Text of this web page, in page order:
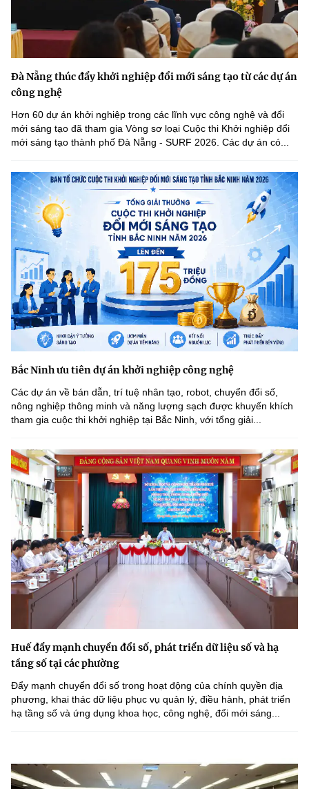
Đà Nẵng thúc đẩy khởi nghiệp đổi mới sáng tạo từ các dự án
công nghệ
Hơn 60 dự án khởi nghiệp trong các lĩnh vực công nghệ và đổi
mới sáng tạo đã tham gia Vòng sơ loại Cuộc thi Khởi nghiệp đổi
mới sáng tạo thành phố Đà Nẵng - SURF 2026. Các dự án có...
Bắc Ninh ưu tiên dự án khởi nghiệp công nghệ
Các dự án về bán dẫn, trí tuệ nhân tạo, robot, chuyển đổi số,
nông nghiệp thông minh và năng lượng sạch được khuyến khích
tham gia cuộc thi khởi nghiệp tại Bắc Ninh, với tổng giải...
Huế đẩy mạnh chuyển đổi số, phát triển dữ liệu số và hạ
tầng số tại các phường
Đẩy mạnh chuyển đổi số trong hoạt động của chính quyền địa
phương, khai thác dữ liệu phục vụ quản lý, điều hành, phát triển
hạ tầng số và ứng dụng khoa học, công nghệ, đổi mới sáng...